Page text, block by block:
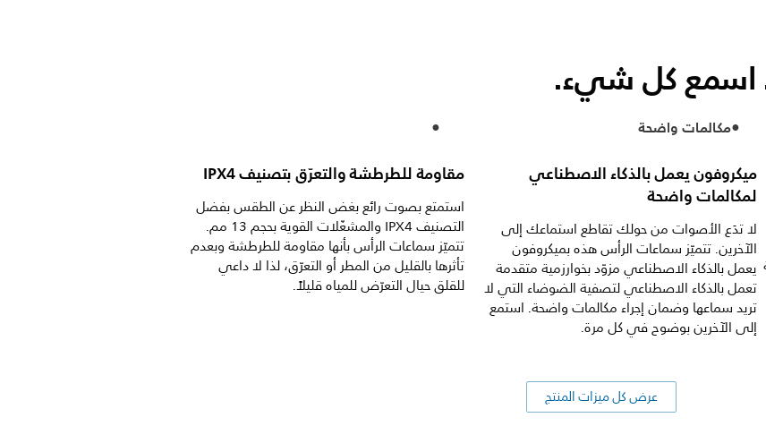
اسمع كل شيء.
مكالمات واضحة
ميكروفون يعمل بالذكاء الاصطناعي
لمكالمات واضحة
لا تدَع الأصوات من حولك تقاطع استماعك إلى
الآخرين. تتميّز سماعات الرأس هذه بميكروفون
يعمل بالذكاء الاصطناعي مزوّد بخوارزمية متقدمة
تعمل بالذكاء الاصطناعي لتصفية الضوضاء التي لا
تريد سماعها وضمان إجراء مكالمات واضحة. استمع
إلى الآخرين بوضوح في كل مرة.
مقاومة للطرطشة والتعرّق بتصنيف IPX4
استمتع بصوت رائع بغض النظر عن الطقس بفضل
التصنيف IPX4 والمشغّلات القوية بحجم 13 مم.
تتميّز سماعات الرأس بأنها مقاومة للطرطشة وبعدم
تأثرها بالقليل من المطر أو التعرّق، لذا لا داعي
للقلق حيال التعرّض للمياه قليلاً.
عرض كل ميزات المنتج